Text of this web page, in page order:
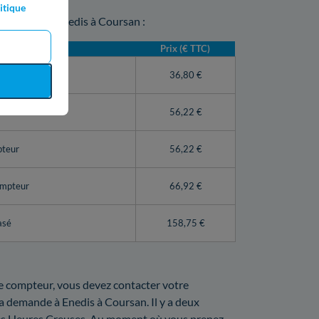
par Enedis à Coursan :
Prix (€ TTC)
Linky) 36,80 €
56,22 €
56,22 €
66,92 €
158,75 €
vous devez contacter votre
à Enedis à Coursan. Il y a deux